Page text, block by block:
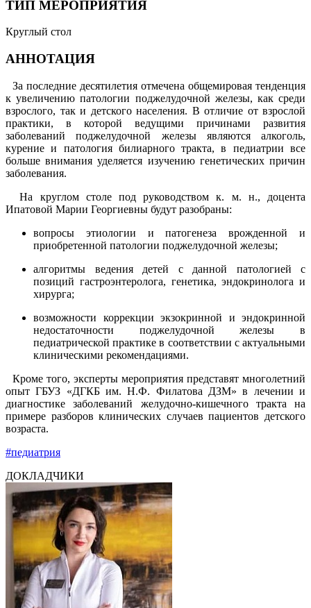
ТИП МЕРОПРИЯТИЯ
Круглый стол
АННОТАЦИЯ
За последние десятилетия отмечена общемировая тенденция
к увеличению патологии поджелудочной железы, как среди
взрослого, так и детского населения. В отличие от взрослой
практики, в которой ведущими причинами развития
заболеваний поджелудочной железы являются алкоголь,
курение и патология билиарного тракта, в педиатрии все
больше внимания уделяется изучению генетических причин
заболевания.
На круглом столе под руководством к. м. н., доцента
Ипатовой Марии Георгиевны будут разобраны:
вопросы этиологии и патогенеза врожденной и
приобретенной патологии поджелудочной железы;
алгоритмы ведения детей с данной патологией с
позиций гастроэнтеролога, генетика, эндокринолога и
хирурга;
возможности коррекции экзокринной и эндокринной
недостаточности поджелудочной железы в
педиатрической практике в соответствии с актуальными
клиническими рекомендациями.
Кроме того, эксперты мероприятия представят многолетний
опыт ГБУЗ «ДГКБ им. Н.Ф. Филатова ДЗМ» в лечении и
диагностике заболеваний желудочно-кишечного тракта на
примере разборов клинических случаев пациентов детского
возраста.
#педиатрия
ДОКЛАДЧИКИ